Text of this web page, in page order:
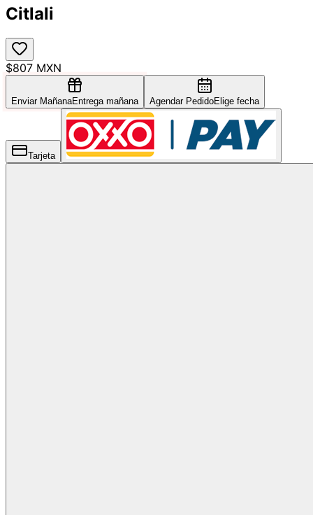
Citlali
$807 MXN
Enviar MañanaEntrega mañana Agendar PedidoElige fecha
Tarjeta